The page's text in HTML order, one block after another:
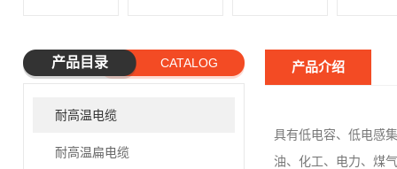
产品目录 CATALOG
耐高温电缆
耐高温扁电缆
产品介绍
具有低电容、低电感
油、化工、电力、煤